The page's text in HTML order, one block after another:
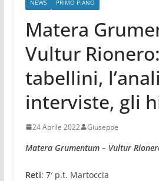
NEWS PRIMO PIANO
Matera
Vultur
tabellini,
interviste, gli
24 Aprile 2022 Giuseppe
Matera Grumentum – Vultur
Reti: 7′ p.t. Martoccia